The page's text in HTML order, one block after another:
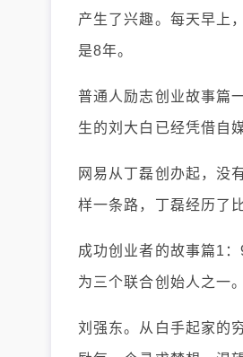
产生了兴趣。每天早上
是8年。
普通人励志创业故事篇
生的刘大白已经凭借自
网易从丁磊创办起，没
样一条路，丁磊经历了
成功创业者的故事篇1
为三个联合创始人之一
刘强东。从白手起家的